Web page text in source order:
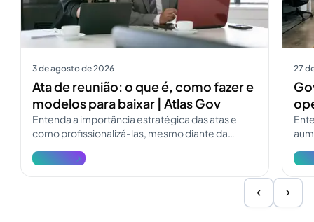
3 de agosto de 2026
Ata de reunião: o que é, como fazer e
modelos para baixar | Atlas Gov
Entenda a importância estratégica das atas e
como profissionalizá-las, mesmo diante da
Ver mais
27
Ver